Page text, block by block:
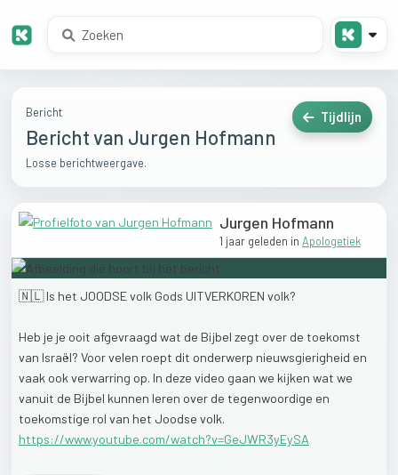
Bericht
Bericht van Jurgen Hofmann
Losse berichtweergave.
Tijdlijn
Jurgen Hofmann
1 jaar geleden in Apologetiek
🇳🇱Is het JOODSEvolk Gods UITVERKOREN volk?
Heb je je ooit afgevraagd wat de Bijbel zegt over de toekomst
van Israël? Voorvelen roept dit onderwerp nieuwsgierigheid en
vaak ook verwarring op. In deze video gaan we kijken wat we
vanuit de Bijbel kunnen leren over de tegenwoordige en
toekomstige rol van het Joodse volk.
https://www.youtube.com/watch?v=GeJWR3yEySA